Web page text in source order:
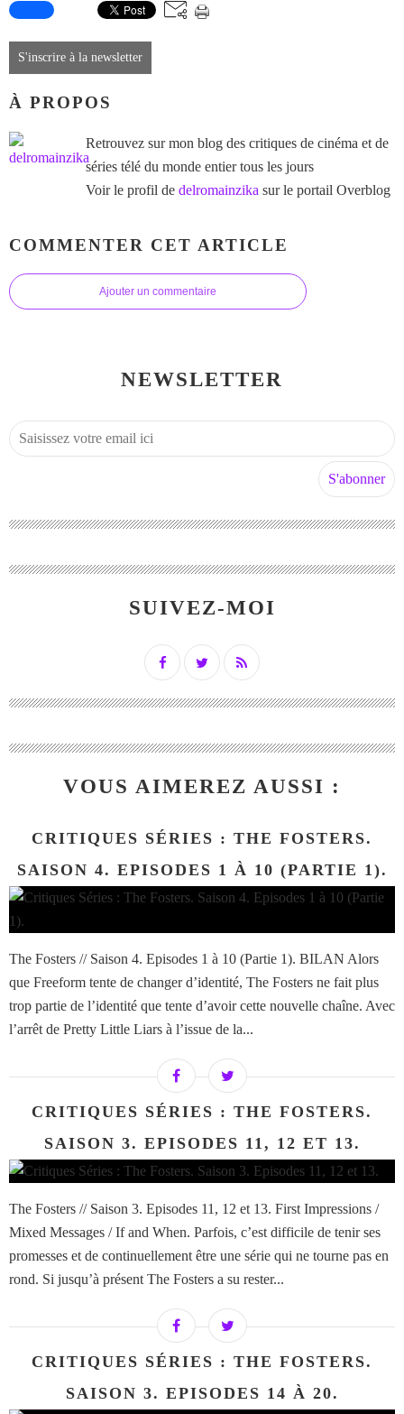
S'inscrire à la newsletter
À PROPOS
Retrouvez sur mon blog des critiques de cinéma et de
séries télé du monde entier tous les jours
Voir le profil de delromainzika sur le portail Overblog
COMMENTER CET ARTICLE
Ajouter un commentaire
NEWSLETTER
SUIVEZ-MOI
VOUS AIMEREZ AUSSI :
CRITIQUES SÉRIES : THE FOSTERS.
SAISON 4. EPISODES 1 À 10 (PARTIE 1).
The Fosters // Saison 4. Episodes 1 à 10 (Partie 1). BILAN Alors
que Freeform tente de changer d’identité, The Fosters ne fait plus
trop partie de l’identité que tente d’avoir cette nouvelle chaîne. Avec
l’arrêt de Pretty Little Liars à l’issue de la...
CRITIQUES SÉRIES : THE FOSTERS.
SAISON 3. EPISODES 11, 12 ET 13.
The Fosters // Saison 3. Episodes 11, 12 et 13. First Impressions /
Mixed Messages / If and When. Parfois, c’est difficile de tenir ses
promesses et de continuellement être une série qui ne tourne pas en
rond. Si jusqu’à présent The Fosters a su rester...
CRITIQUES SÉRIES : THE FOSTERS.
SAISON 3. EPISODES 14 À 20.